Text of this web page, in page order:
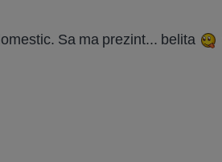
Sa ma prezint... belita